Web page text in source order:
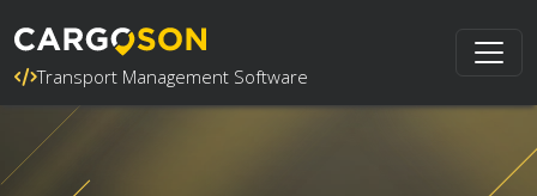
Transport Management Software